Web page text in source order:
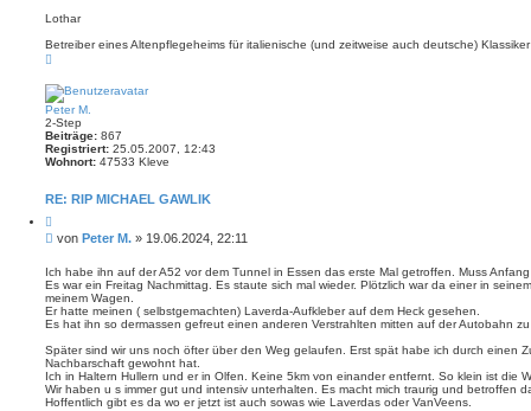
Lothar
Betreiber eines Altenpflegeheims für italienische (und zeitweise auch deutsche) Klassiker
c
h
o
b
e
n
Peter M.
2-Step
Beiträge: 867
Registriert: 25.05.2007, 12:43
Wohnort: 47533 Kleve
RE: RIP MICHAEL GAWLIK
i
t
e
r
e
n
B
i
t
r
a
von Peter M. » 19.06.2024, 22:11
Ich habe ihn auf der A52 vor dem Tunnel in Essen das erste Mal getroffen. Muss
Es war ein Freitag Nachmittag. Es staute sich mal wieder. Plötzlich war da einer in
meinem Wagen.
Er hatte meinen ( selbstgemachten) Laverda-Aufkleber auf dem Heck gesehen.
Es hat ihn so dermassen gefreut einen anderen Verstrahlten mitten auf der Autobahn
Später sind wir uns noch öfter über den Weg gelaufen. Erst spät habe ich durch einen
Nachbarschaft gewohnt hat.
Ich in Haltern Hullern und er in Olfen. Keine 5km von einander entfernt. So klein ist die
Wir haben u s immer gut und intensiv unterhalten. Es macht mich traurig und betroffen
Hoffentlich gibt es da wo er jetzt ist auch sowas wie Laverdas oder VanVeens.